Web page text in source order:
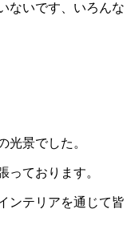
ないです、 いろんな
光景でした。
っております。
ンテリアを通じて皆